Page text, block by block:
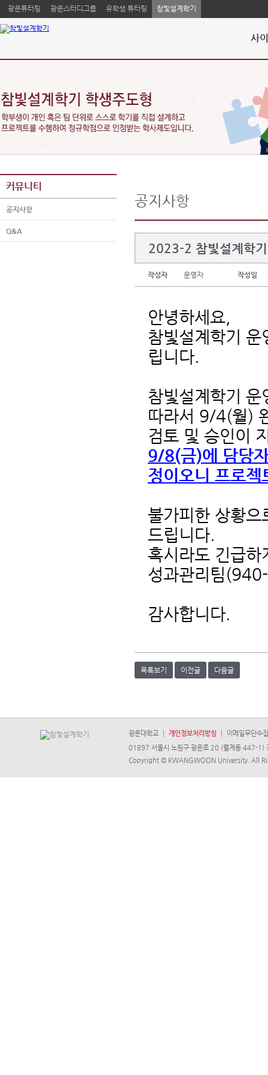
광운튜터링 광운스터디그룹 유학생 튜터링 참빛설계학기
사
커뮤니티
공지사항
Q&A
공지사항
2023-2 참빛설계학
작성자 운영자 작성일
안녕하세요,
참빛설계학기
립니다.
참빛설계학기
따라서 9/4(월)
검토 및 승인이
9/8(금)에 담당
정이오니 프로
불가피한 상황
드립니다.
혹시라도 긴급
성과관리팀
감사합니다.
목록보기 이전글 다음글
광운대학교 개인정보처리방침
이메일무단수
01897 서울시 노원구 광운로 20 (월계동 447-
Copyright © KWANGWOON University. All